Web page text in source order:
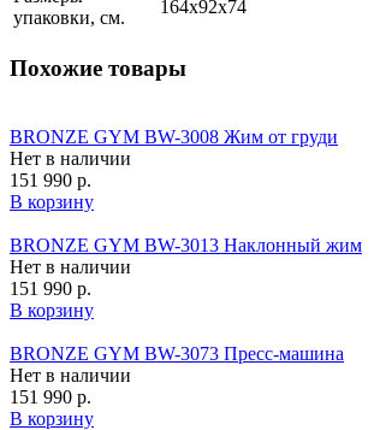
упаковки, см.
164х92x74
Похожие товары
BRONZE GYM BW-3008 Жим от груди
Нет в наличии
151 990 р.
В корзину
BRONZE GYM BW-3013 Наклонный жим
Нет в наличии
151 990 р.
В корзину
BRONZE GYM BW-3073 Пресс-машина
Нет в наличии
151 990 р.
В корзину